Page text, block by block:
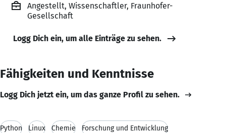
Angestellt, Wissenschaftler, Fraunhofer-
Gesellschaft
Logg Dich ein, um alle Einträge zu sehen.
Fähigkeiten und Kenntnisse
Logg Dich jetzt ein, um das ganze Profil zu sehen.
Python Linux Chemie Forschung und Entwicklung